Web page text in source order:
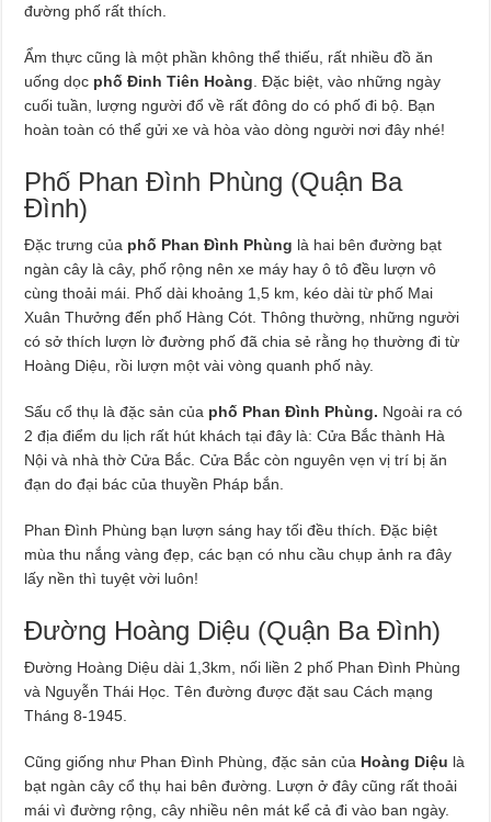
đường phố rất thích.
Ẩm thực cũng là một phần không thể thiếu, rất nhiều đồ ăn
uống dọc phố Đinh Tiên Hoàng . Đặc biệt, vào những ngày
cuối tuần, lượng người đổ về rất đông do có phố đi bộ. Bạn
hoàn toàn có thể gửi xe và hòa vào dòng người nơi đây nhé!
Phố Phan Đình Phùng (Quận Ba
Đình)
Đặc trưng của phố Phan Đình Phùng là hai bên đường bạt
ngàn cây là cây, phố rộng nên xe máy hay ô tô đều lượn vô
cùng thoải mái. Phố dài khoảng 1,5 km, kéo dài từ phố Mai
Xuân Thưởng đến phố Hàng Cót. Thông thường, những người
có sở thích lượn lờ đường phố đã chia sẻ rằng họ thường đi từ
Hoàng Diệu, rồi lượn một vài vòng quanh phố này.
Sấu cổ thụ là đặc sản của phố Phan Đình Phùng. Ngoài ra có
2 địa điểm du lịch rất hút khách tại đây là: Cửa Bắc thành Hà
Nội và nhà thờ Cửa Bắc. Cửa Bắc còn nguyên vẹn vị trí bị ăn
đạn do đại bác của thuyền Pháp bắn.
Phan Đình Phùng bạn lượn sáng hay tối đều thích. Đặc biệt
mùa thu nắng vàng đẹp, các bạn có nhu cầu chụp ảnh ra đây
lấy nền thì tuyệt vời luôn!
Đường Hoàng Diệu (Quận Ba Đình)
Đường Hoàng Diệu dài 1,3km, nối liền 2 phố Phan Đình Phùng
và Nguyễn Thái Học. Tên đường được đặt sau Cách mạng
Tháng 8-1945.
Cũng giống như Phan Đình Phùng, đặc sản của Hoàng Diệu là
bạt ngàn cây cổ thụ hai bên đường. Lượn ở đây cũng rất thoải
mái vì đường rộng, cây nhiều nên mát kể cả đi vào ban ngày.